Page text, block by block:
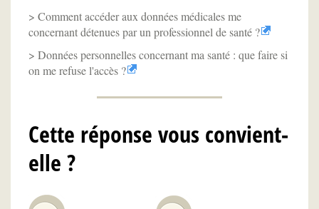
Comment accéder aux données médicales me
concernant détenues par un professionnel de santé ?
Données personnelles concernant ma santé : que faire si
on me refuse l'accès ?
Cette réponse vous convient-
elle ?